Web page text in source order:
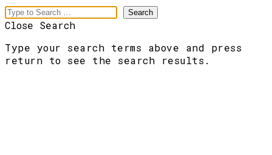
Close Search
Type your search terms above and press
return to see the search results.